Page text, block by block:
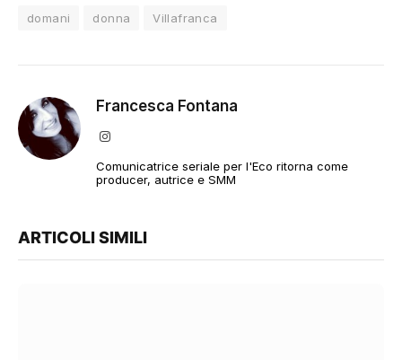
domani donna Villafranca
Francesca Fontana
Instagram
Comunicatrice seriale per l'Eco ritorna come
producer, autrice e SMM
ARTICOLI SIMILI